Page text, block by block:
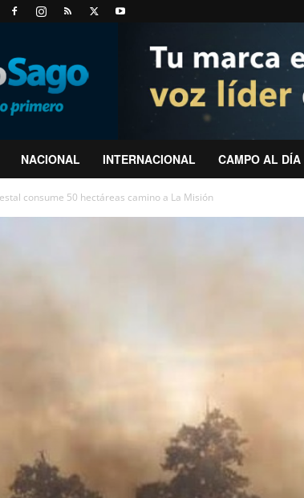
NACIONAL INTERNACIONAL CAMPO AL DÍA
consume 50 hectáreas camino a La Misión